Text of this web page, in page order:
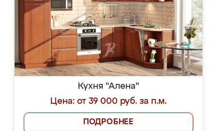
Кухня "Алена"
Цена: от 39 000 руб. за п.м.
ПОДРОБНЕЕ